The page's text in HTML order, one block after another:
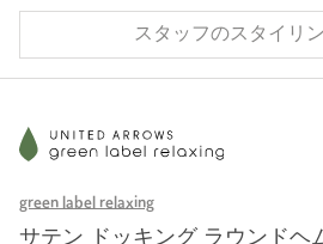
スタッフのスタイリ
green label relaxing
サテン ドッキング ラウンドヘ